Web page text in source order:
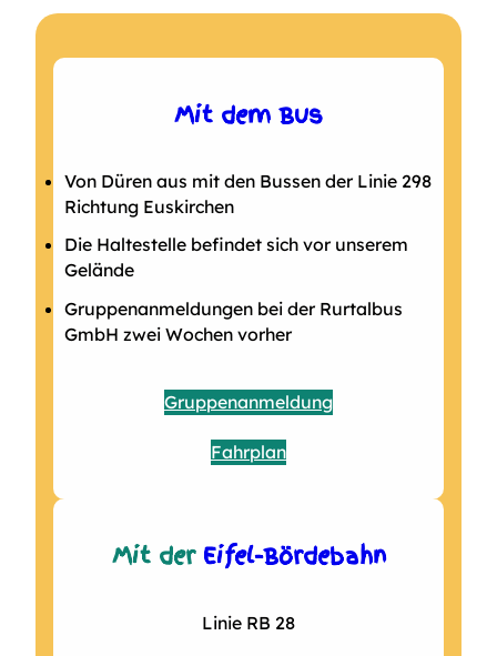
Mit dem Bus
Von Düren aus mit den Bussen der Linie 298
Richtung Euskirchen
Die Haltestelle befindet sich vor unserem
Gelände
Gruppenanmeldungen bei der Rurtalbus
GmbH zwei Wochen vorher
Gruppenanmeldung
Fahrplan
Mit der Eifel-Bördebahn
Linie RB 28